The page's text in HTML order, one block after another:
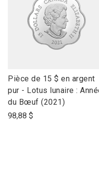
link
to
open
product
Pièce de 15 $ en argent
pur - Lotus lunaire :
du Bœuf (2021)
98,88 $